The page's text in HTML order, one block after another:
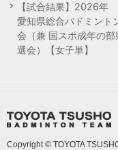
【試合結果】2026
愛知県総合バドミント
会（兼 国スポ成年の部
選会）【女子単】
Copyright © TOYOTA